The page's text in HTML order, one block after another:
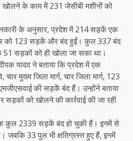
के काम मेें 231 जेसीबी मशीनों को
के अनुसार, प्रदेश में 214 सड़कें एक
को 123 सड़कें और बंद हुईं। कुल 337 बंद
सड़कों को ही खोला जा सका था।
यादव ने बताया कि प्रदेश में एक
मुख्य जिला मार्ग, चार जिला मार्ग, 123
की सड़कें बंद हैं। उन्होंने बताया
सड़कों को खोलने की कार्रवाई की जा रही
कुल 2339 सड़कें बंद हो चुकी हैं। इनमें से
जबकि 33 पुल भी क्षतिग्रस्त हुए हैं, इनमें